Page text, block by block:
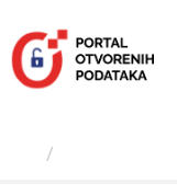
sadržaj